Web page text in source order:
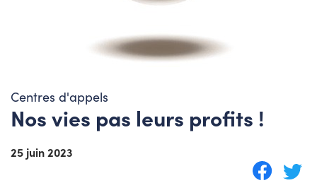
Centres d'appels
Nos vies pas leurs profits !
25 juin 2023